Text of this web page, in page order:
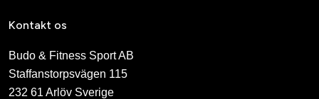
Kontakt os
Budo & Fitness Sport AB
Staffanstorpsvägen 115
232 61 Arlöv Sverige